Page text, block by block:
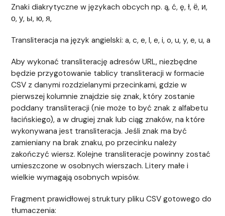
Znaki diakrytyczne w językach obcych np. ą, ć, ę, ł, ё, и,
о, у, ы, ю, я,
Transliteracja na język angielski: a, c, e, l, e, i, o, u, y, e, u, a
Aby wykonać transliterację adresów URL, niezbędne
będzie przygotowanie tablicy transliteracji w formacie
CSV z danymi rozdzielanymi przecinkami, gdzie w
pierwszej kolumnie znajdzie się znak, który zostanie
poddany transliteracji (nie może to być znak z alfabetu
łacińskiego), a w drugiej znak lub ciąg znaków, na które
wykonywana jest transliteracja. Jeśli znak ma być
zamieniany na brak znaku, po przecinku należy
zakończyć wiersz. Kolejne transliteracje powinny zostać
umieszczone w osobnych wierszach. Litery małe i
wielkie wymagają osobnych wpisów.
Fragment prawidłowej struktury pliku CSV gotowego do
tłumaczenia: